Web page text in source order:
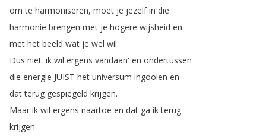
om te harmoniseren, moet je jezelf in die
harmonie brengen met je hogere wijsheid en
met het beeld wat je wel wil.
Dus niet 'ik wil ergens vandaan' en ondertussen
die energie JUIST het universum ingooien en
dat terug gespiegeld krijgen.
Maar ik wil ergens naartoe en dat ga ik terug
krijgen.